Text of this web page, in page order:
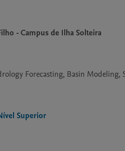
- Campus de Ilha Solteira
Forecasting, Basin Modeling,
Superior